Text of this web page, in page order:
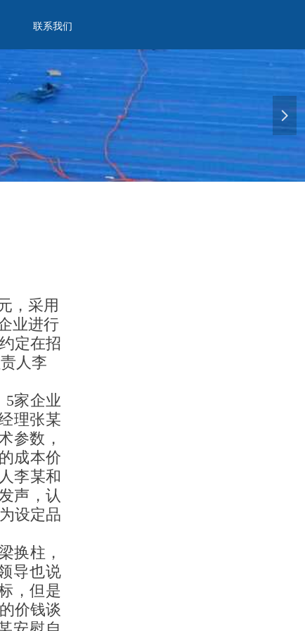
联系我们
넲
，采用
业进行
定在招
人李
5家企业
理张某
参数，
成本价
李某和
声，认
设定品
换柱，
导也说
，但是
价钱谈